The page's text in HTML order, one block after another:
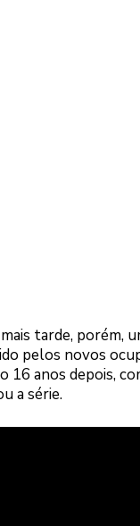
tarde, porém,
pelos novos
16 anos depois,
a série.